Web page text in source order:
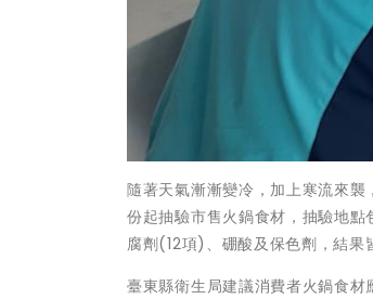
隨著天氣漸漸變冷，加上寒流來襲
份起抽驗市售火鍋食材，抽驗地
腐劑(12項)、硼酸及保色劑，結果
臺東縣衛生局建議消費者火鍋食